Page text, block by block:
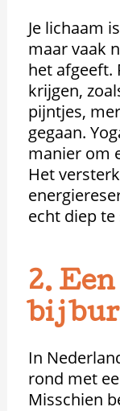
Je lichaam
maar vaak
het afgeeft.
krijgen,
pijntjes,
gegaan.
manier om
Het
echt diep te
2.
bij
In
rond met
Misschien